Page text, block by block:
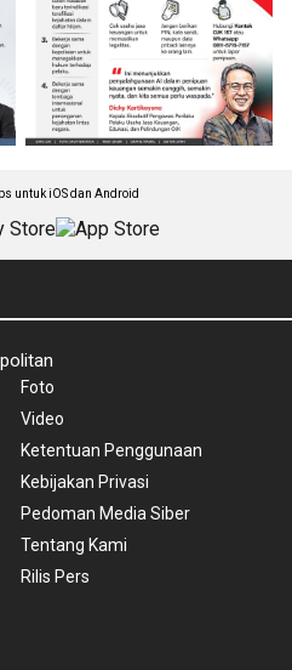
untuk iOS dan Android
Foto
Video
Ketentuan Penggunaan
Kebijakan Privasi
Pedoman Media Siber
Tentang Kami
Rilis Pers